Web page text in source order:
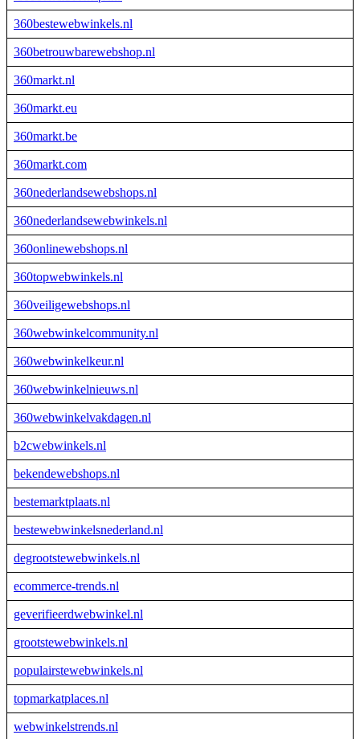
360bestewebwinkels.nl
360betrouwbarewebshop.nl
360markt.nl
360markt.eu
360markt.be
360markt.com
360nederlandsewebshops.nl
360nederlandsewebwinkels.nl
360onlinewebshops.nl
360topwebwinkels.nl
360veiligewebshops.nl
360webwinkelcommunity.nl
360webwinkelkeur.nl
360webwinkelnieuws.nl
360webwinkelvakdagen.nl
b2cwebwinkels.nl
bekendewebshops.nl
bestemarktplaats.nl
bestewebwinkelsnederland.nl
degrootstewebwinkels.nl
ecommerce-trends.nl
geverifieerdwebwinkel.nl
grootstewebwinkels.nl
populairstewebwinkels.nl
topmarkatplaces.nl
webwinkelstrends.nl